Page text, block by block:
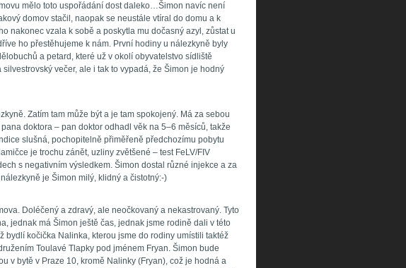
mělo toto uspořádání dost daleko…Šimon navíc není
domov stačil, naopak se neustále vtíral do domu a k
nakonec vzala k sobě a poskytla mu dočasný azyl, zůstat u
ho přestěhujeme k nám. První hodiny u nálezkyně byly
a petard, které už v okolí obyvatelstvo sídliště
večer, ale i tak to vypadá, že Šimon je hodný
Zatím tam může být a je tam spokojený. Má za sebou
doktora – pan doktor odhadl věk na 5–6 měsíců, takže
slušná, pochopitelně přiměřeně předchozímu pobytu
je trochu zánět, uzliny zvětšené – test FeLV/FIV
s negativním výsledkem. Šimon dostal různé injekce a za
je Šimon milý, klidný a čistotný:-)
Doléčený a zdravý, ale neočkovaný a nekastrovaný. Tyto
jednak má Šimon ještě čas, jednak jsme rodině dali v této
bydlí kočička Nalinka, kterou jsme do rodiny umístili taktéž
Toulavé Tlapky pod jménem Fryan. Šimon bude
v bytě v Praze 10, kromě Nalinky (Fryan), což je hodná a